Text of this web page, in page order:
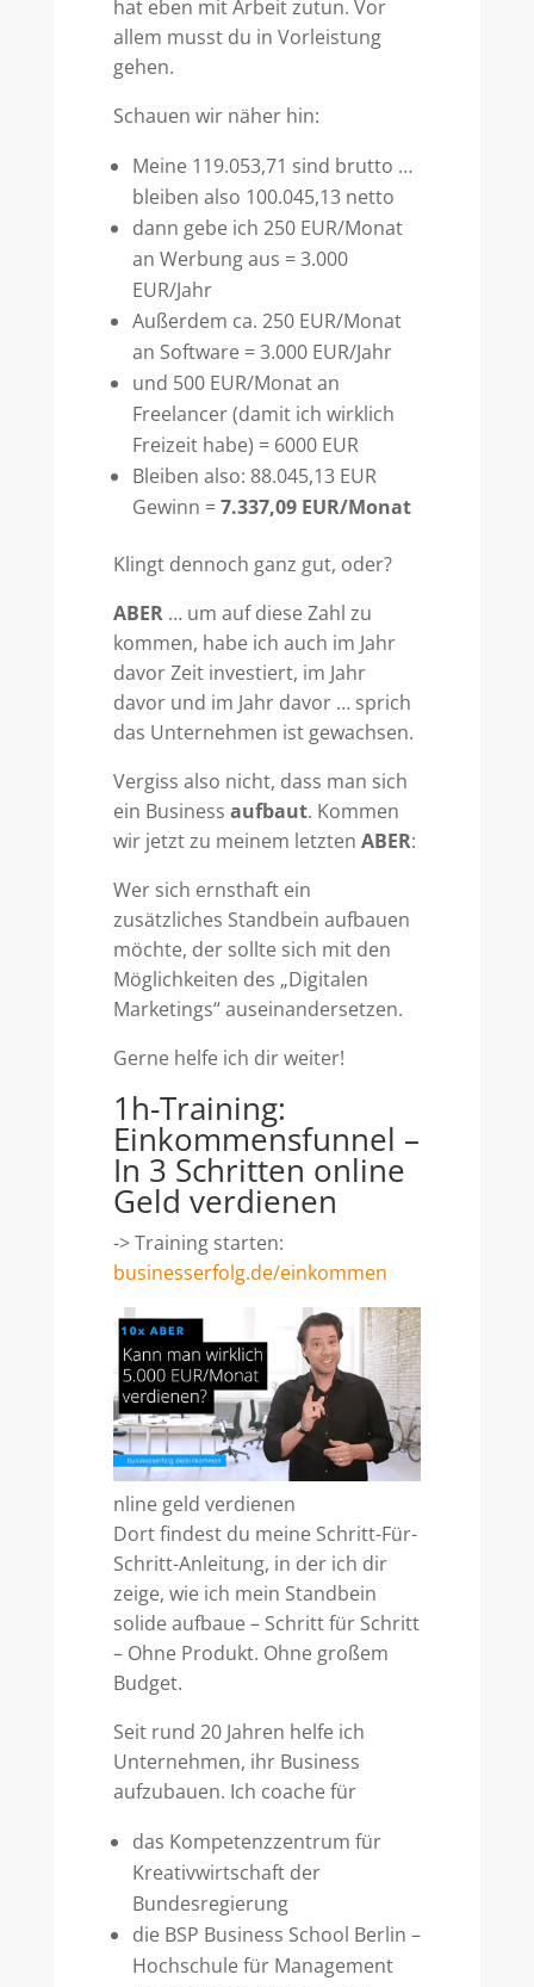
hat eben mit Arbeit zutun. Vor
allem musst du in Vorleistung
gehen.
Schauen wir näher hin:
Meine 119.053,71 sind brutto …
bleiben also 100.045,13 netto
dann gebe ich 250 EUR/Monat
an Werbung aus = 3.000
EUR/Jahr
Außerdem ca. 250 EUR/Monat
an Software = 3.000 EUR/Jahr
und 500 EUR/Monat an
Freelancer (damit ich wirklich
Freizeit habe) = 6000 EUR
Bleiben also: 88.045,13 EUR
Gewinn =7.337,09 EUR/Monat
Klingt dennoch ganz gut, oder?
ABER… um auf diese Zahl zu
kommen, habe ich auch im Jahr
davor Zeit investiert, im Jahr
davor und im Jahr davor … sprich
das Unternehmen ist gewachsen.
Vergiss also nicht, dass man sich
ein Business aufbaut. Kommen
wir jetzt zu meinem letzten ABER:
Wer sich ernsthaft ein
zusätzliches Standbein aufbauen
möchte, der sollte sich mit den
Möglichkeiten des „Digitalen
Marketings“ auseinandersetzen.
Gerne helfe ich dir weiter!
1h-Training:
Einkommensfunnel –
In 3 Schritten online
Geld verdienen
-> Training starten:
businesserfolg.de/einkommen
nline geld verdienen
Dort findest du meine Schritt-Für-
Schritt-Anleitung, in der ich dir
zeige, wie ich mein Standbein
solide aufbaue – Schritt für Schritt
– Ohne Produkt. Ohne großem
Budget.
Seit rund 20 Jahren helfe ich
Unternehmen, ihr Business
aufzubauen. Ich coache für
das Kompetenzzentrum für
Kreativwirtschaft der
Bundesregierung
die BSP Business School Berlin –
Hochschule für Management